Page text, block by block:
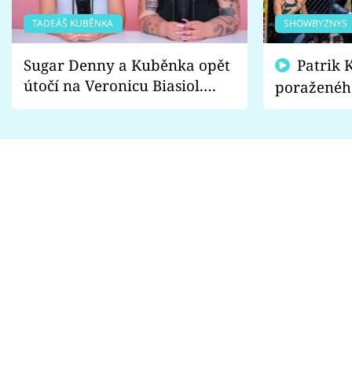
TADEÁŠ KUBĚNKA
Sugar Denny a Kuběnka opět
útočí na Veronicu Biasiol.
Proč je podle nich falešná a
SHOWBYZNYS
fanoušci